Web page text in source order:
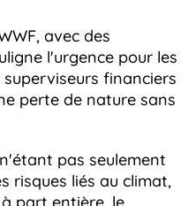
avec des
l'urgence pour les
financiers
perte de nature sans
pas seulement
risques liés au climat,